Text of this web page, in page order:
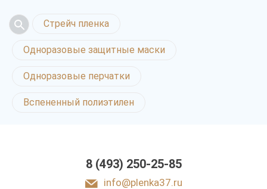
Стрейч пленка
Одноразовые защитные маски
Одноразовые перчатки
Вспененный полиэтилен
8 (493) 250-25-85
info@plenka37.ru